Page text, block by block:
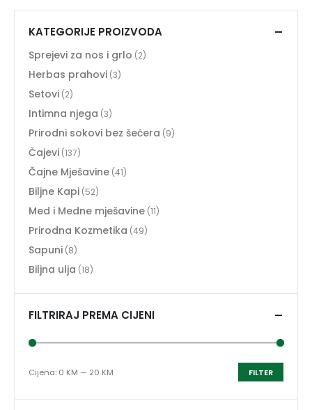
KATEGORIJE PROIZVODA
Sprejevi za nos i grlo (2)
Herbas prahovi (3)
Setovi (2)
Intimna njega (3)
Prirodni sokovi bez šećera (9)
Čajevi (137)
Čajne Mješavine (41)
Biljne Kapi (52)
Med i Medne mješavine (11)
Prirodna Kozmetika (49)
Sapuni (8)
Biljna ulja (18)
FILTRIRAJ PREMA CIJENI
FILTER
Cijena: 0 KM — 20 KM